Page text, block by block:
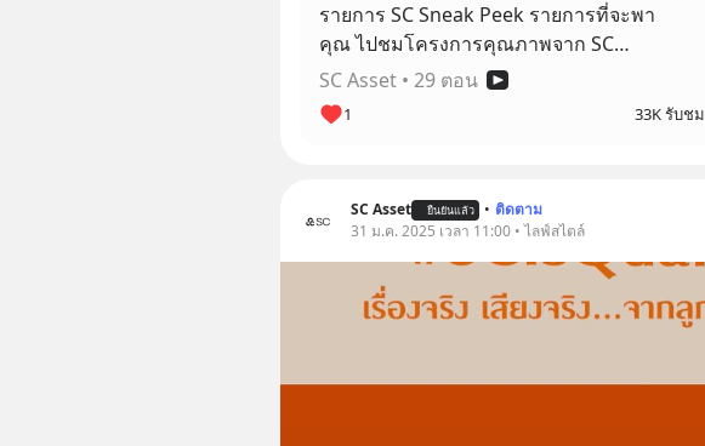
รายการ SC Sneak Peek รายการที่จะพา
คุณ ไปชมโครงการคุณภาพจาก SC
ASSET
SC Asset • 29 ตอน
1 33K รับชม
SC Asset ยืนยันแล้ว • ติดตาม
31 ม.ค. 2025 เวลา 11:00 • ไลฟ์สไตล์